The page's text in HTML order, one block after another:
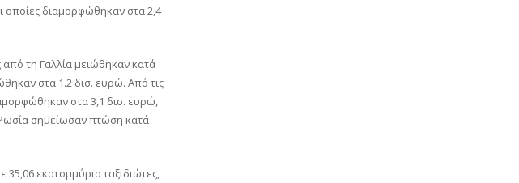
οποίες διαμορφώθηκαν στα 2,4
από τη Γαλλία μειώθηκαν κατά
στα 1.2 δισ. ευρώ. Από τις
στα 3,1 δισ. ευρώ,
Ρωσία σημείωσαν πτώση κατά
εκατομμύρια ταξιδιώτες,